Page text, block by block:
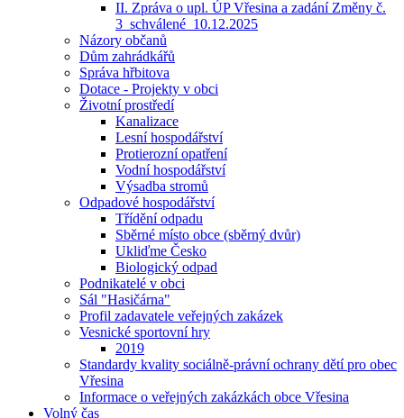
II. Zpráva o upl. ÚP Vřesina a zadání Změny č.
3_schválené_10.12.2025
Názory občanů
Dům zahrádkářů
Správa hřbitova
Dotace - Projekty v obci
Životní prostředí
Kanalizace
Lesní hospodářství
Protierozní opatření
Vodní hospodářství
Výsadba stromů
Odpadové hospodářství
Třídění odpadu
Sběrné místo obce (sběrný dvůr)
Ukliďme Česko
Biologický odpad
Podnikatelé v obci
Sál "Hasičárna"
Profil zadavatele veřejných zakázek
Vesnické sportovní hry
2019
Standardy kvality sociálně-právní ochrany dětí pro obec
Vřesina
Informace o veřejných zakázkách obce Vřesina
Volný čas